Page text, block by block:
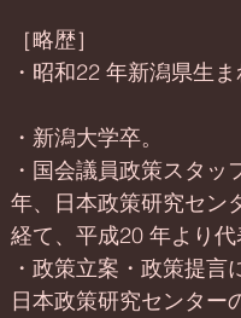
［略歴］
・昭和22 年新潟県生ま
・新潟大学卒。
・国会議員政策スタッ
年、日本政策研究セン
経て、平成20 年より代
・政策立案・政策提言
日本政策研究センター